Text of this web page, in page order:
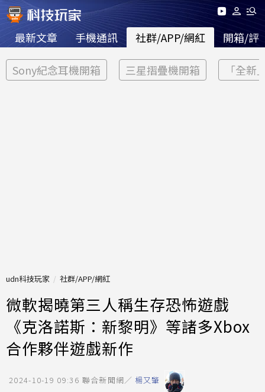
最新文章 手機通訊 社群/APP/網紅 開箱/評
Sony紀念耳機開箱 三星摺疊機開箱 「全新
udn科技玩家 社群/APP/網紅
微軟揭曉第三人稱生存恐怖遊戲
《克洛諾斯：新黎明》等諸多Xbox
合作夥伴遊戲新作
2024-10-19 09:36 聯合新聞網／ 楊又肇